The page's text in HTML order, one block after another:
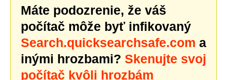
Máte podozrenie, že váš
počítač môže byť infikovaný
Search.quicksearchsafe.com a
inými hrozbami? Skenujte svoj
počítač kvôli hrozbám